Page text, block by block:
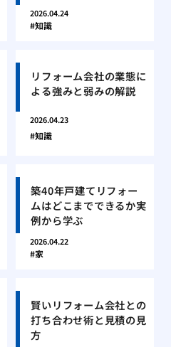
2026.04.24
知識
リフォーム会社の業態に
よる強みと弱みの解説
2026.04.23
知識
築40年戸建てリフォー
ムはどこまでできるか実
例から学ぶ
2026.04.22
家
賢いリフォーム会社との
打ち合わせ術と見積の見
方